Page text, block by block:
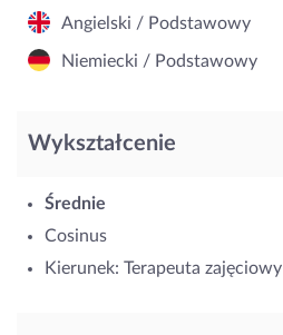
Angielski / Podstawowy
Niemiecki / Podstawowy
Wykształcenie
Średnie
Cosinus
Kierunek: Terapeuta zajęciowy